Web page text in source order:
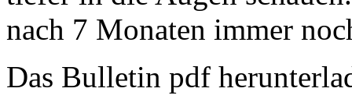
nach 7 Monaten immer
Das Bulletin pdf